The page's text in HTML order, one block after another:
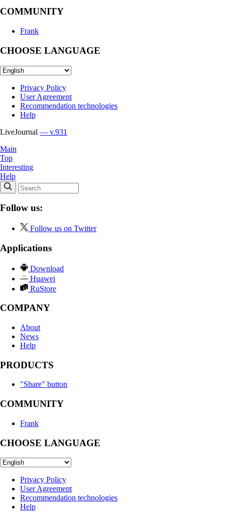
COMMUNITY
Frank
CHOOSE LANGUAGE
Privacy Policy
User Agreement
Recommendation technologies
Help
LiveJournal — v.931
Main
Top
Interesting
Help
Follow us:
Follow us on Twitter
Applications
Download
Huawei
RuStore
COMPANY
About
News
Help
PRODUCTS
"Share" button
COMMUNITY
Frank
CHOOSE LANGUAGE
Privacy Policy
User Agreement
Recommendation technologies
Help